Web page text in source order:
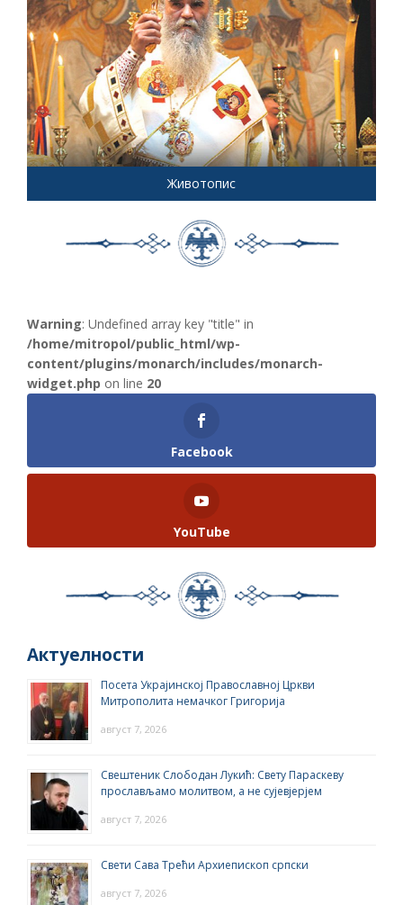
Животопис
Warning: Undefined array key "title" in
/home/mitropol/public_html/wp-
content/plugins/monarch/includes/monarch-
widget.php on line 20
Facebook
YouTube
Актуелности
Посета Украјинској Православној Цркви
Митрополита немачког Григорија
август 7, 2026
Свештеник Слободан Лукић: Свету Параскеву
прослављамо молитвом, а не сујевјерјем
август 7, 2026
Свети Сава Трећи Архиепископ српски
август 7, 2026